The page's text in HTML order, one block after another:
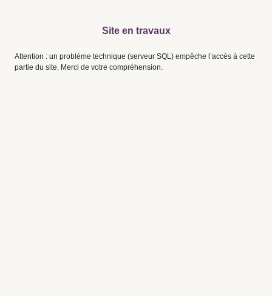
Site en travaux
Attention : un problème technique (serveur SQL) empêche l’accès à cette
partie du site. Merci de votre compréhension.